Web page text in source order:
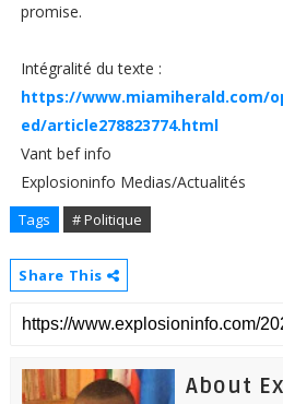
promise.
Intégralité du texte :
https://www.miamiherald.com/
ed/article278823774.html
Vant bef info
Explosioninfo Medias/Actualités
Tags # Politique
Share This
About